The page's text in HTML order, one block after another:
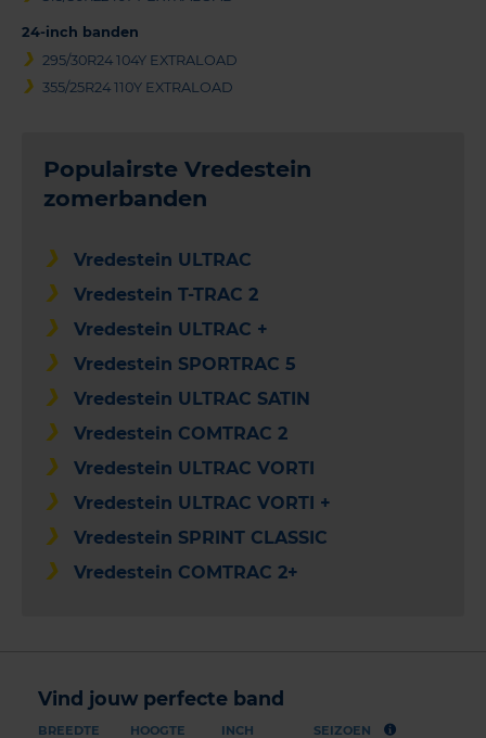
24-inch banden
295/30R24 104Y EXTRALOAD
355/25R24 110Y EXTRALOAD
Populairste Vredestein
zomerbanden
Vredestein ULTRAC
Vredestein T-TRAC 2
Vredestein ULTRAC +
Vredestein SPORTRAC 5
Vredestein ULTRAC SATIN
Vredestein COMTRAC 2
Vredestein ULTRAC VORTI
Vredestein ULTRAC VORTI +
Vredestein SPRINT CLASSIC
Vredestein COMTRAC 2+
Vind jouw perfecte band
BREEDTE HOOGTE INCH SEIZOEN